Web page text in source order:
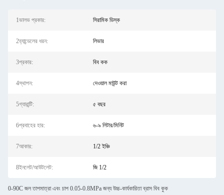
1ভালভ প্রকার: সিরামিক ডিস্ক
2হ্যান্ডেলের ধরন: লিভার
3প্রকার: বিব কক
4স্থাপন: দেওয়াল মাউন্ট করা
5গ্যারান্টি: ৫ বছর
6প্রবাহের হার: ৬-৯ লিটার/মিনিট
7আকার: 1/2 ইঞ্চি
8ইনলেট/আউটলেট: জি 1/2
0-90C জল তাপমাত্রা এবং চাপ 0.05-0.8MPa জন্য উচ্চ-কার্যকারিতা ব্রাস বিব কুক